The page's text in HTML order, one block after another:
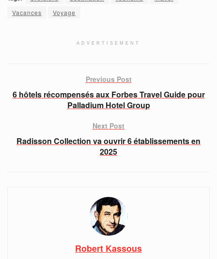
Vacances
Voyage
ADVERTISEMENT
Previous Post
6 hôtels récompensés aux Forbes Travel Guide pour
Palladium Hotel Group
Next Post
Radisson Collection va ouvrir 6 établissements en
2025
Robert Kassous